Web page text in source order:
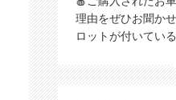
理由をぜひお聞か
ロットが付いてい